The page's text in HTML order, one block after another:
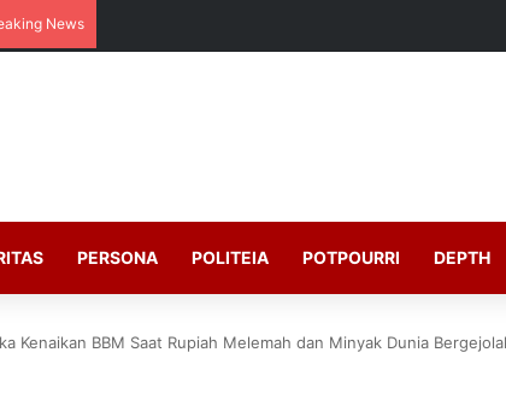
News
PERSONA POLITEIA POTPOURRI DEPTH
Kenaikan BBM Saat Rupiah Melemah dan Minyak Dunia